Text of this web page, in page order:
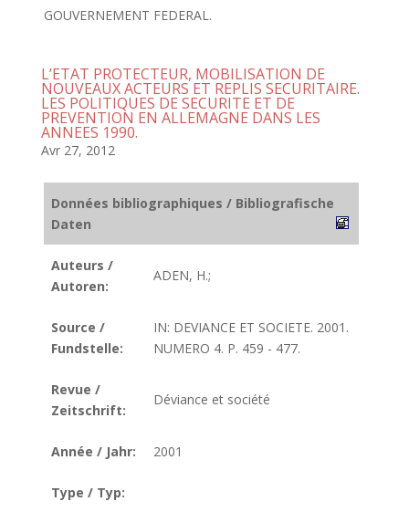
GOUVERNEMENT FEDERAL.
L’ETAT PROTECTEUR, MOBILISATION DE
NOUVEAUX ACTEURS ET REPLIS SECURITAIRE.
LES POLITIQUES DE SECURITE ET DE
PREVENTION EN ALLEMAGNE DANS LES
ANNEES 1990.
Avr 27, 2012
Données bibliographiques / Bibliografische
Daten
Auteurs /
Autoren:
ADEN, H.;
Source /
Fundstelle:
IN: DEVIANCE ET SOCIETE. 2001.
NUMERO 4. P. 459 - 477.
Revue /
Zeitschrift:
Déviance et société
Année / Jahr: 2001
Type / Typ: